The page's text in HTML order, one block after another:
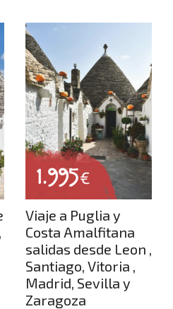
de última hora
por Europa
Blog
1.995€
Viaje a Puglia y
Costa Amalfitana
salidas desde Leon ,
Santiago, Vitoria ,
Madrid, Sevilla y
Zaragoza